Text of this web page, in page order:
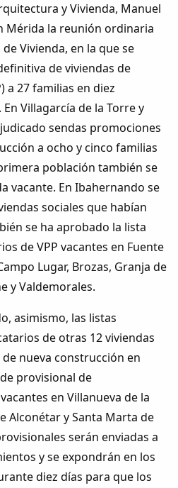
y Vivienda, Manuel
Mérida la reunión ordinaria
Vivienda, en la que se
de viviendas de
a 27 familias en diez
Villagarcía de la Torre y
sendas promociones
a ocho y cinco familias
población también se
vacante. En Ibahernando se
sociales que habían
se ha aprobado la lista
de VPP vacantes en Fuente
Lugar, Brozas, Granja de
y Valdemorales.
asimismo, las listas
de otras 12 viviendas
nueva construcción en
provisional de
en Villanueva de la
Alconétar y Santa Marta de
serán enviadas a
y se expondrán en los
diez días para que los